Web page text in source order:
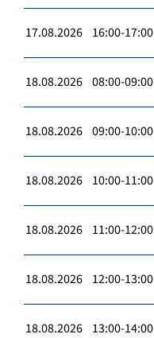
17.08.2026 16:00-17:00
18.08.2026 08:00-09:00
18.08.2026 09:00-10:00
18.08.2026 10:00-11:00
18.08.2026 11:00-12:00
18.08.2026 12:00-13:00
18.08.2026 13:00-14:00